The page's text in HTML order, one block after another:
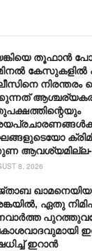
തൂഫാൻ
കേസുകളിൽ
നിരന്തരം
ആവശ്യമില്ല-
8, 2026
ഏതു
ഇറാൻ